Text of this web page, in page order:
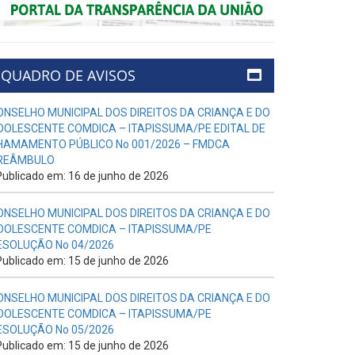
QUADRO DE AVISOS
MUNICIPAL DOS DIREITOS DA CRIANÇA E DO
COMDICA – ITAPISSUMA/PE EDITAL DE
PÚBLICO No 001/2026 – FMDCA
em: 16 de junho de 2026
MUNICIPAL DOS DIREITOS DA CRIANÇA E DO
COMDICA – ITAPISSUMA/PE
No 04/2026
em: 15 de junho de 2026
MUNICIPAL DOS DIREITOS DA CRIANÇA E DO
COMDICA – ITAPISSUMA/PE
No 05/2026
em: 15 de junho de 2026